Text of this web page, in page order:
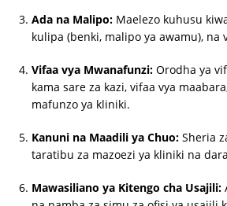
Ada na Malipo: Maelezo kuhusu
kulipa (benki, malipo ya awamu), na
Vifaa vya Mwanafunzi: Orodha ya
kama sare za kazi, vifaa vya
mafunzo ya kliniki.
Kanuni na Maadili ya Chuo: Sheria
taratibu za mazoezi ya kliniki na
Mawasiliano ya Kitengo cha Usajili: